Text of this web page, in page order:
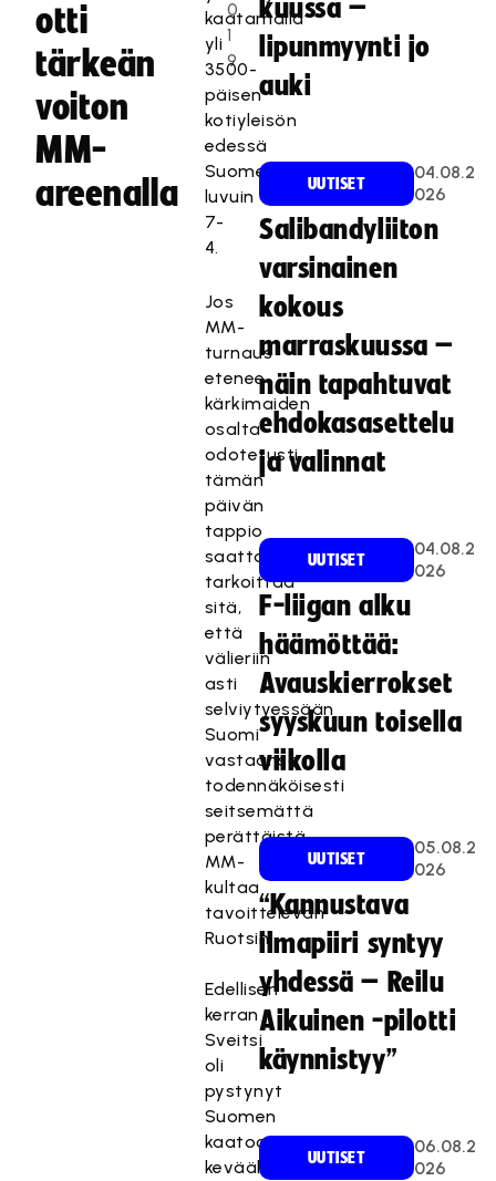
otti
tärkeän
voiton
MM-
areenalla
0
1
9
kaatamalla
yli
3500-
päisen
kotiyleisön
edessä
Suomen
luvuin
7-
4.
Jos
MM-
turnaus
etenee
kärkimaiden
osalta
odotetusti,
tämän
päivän
tappio
saattaa
tarkoittaa
sitä,
että
välieriin
asti
selviytyessään
Suomi
vastaansa
todennäköisesti
seitsemättä
perättäistä
MM-
kultaa
tavoittelevan
Ruotsin.
Edellisen
kerran
Sveitsi
oli
pystynyt
Suomen
kaatoon
keväällä
kuussa –
lipunmyynti jo
auki
UUTISET
04.08.2
026
Salibandyliiton
varsinainen
kokous
marraskuussa –
näin tapahtuvat
ehdokasasettelu
ja valinnat
UUTISET
04.08.2
026
F-liigan alku
häämöttää:
Avauskierrokset
syyskuun toisella
viikolla
UUTISET
05.08.2
026
“Kannustava
ilmapiiri syntyy
yhdessä – Reilu
Aikuinen -pilotti
käynnistyy”
UUTISET
06.08.2
026